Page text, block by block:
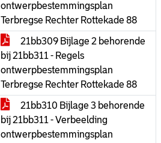
ontwerpbestemmingsplan
Terbregse Rechter Rottekade 88
21bb309 Bijlage 2 behorende
bij 21bb311 - Regels
ontwerpbestemmingsplan
Terbregse Rechter Rottekade 88
21bb310 Bijlage 3 behorende
bij 21bb311 - Verbeelding
ontwerpbestemmingsplan